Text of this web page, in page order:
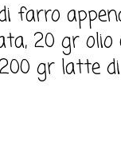
farro
20 gr olio
gr latte